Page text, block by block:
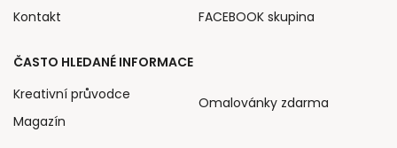
Kontakt
FACEBOOK skupina
ČASTO HLEDANÉ INFORMACE
Kreativní průvodce
Magazín
Omalovánky zdarma